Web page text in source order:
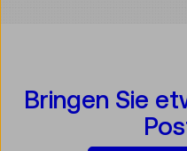
Bringen Sie